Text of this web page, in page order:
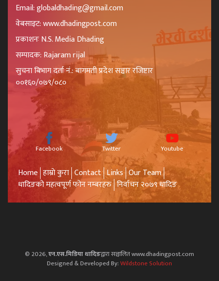
Email: globaldhading@gmail.com
वेबसाइट: www.dhadingpost.com
प्रकाशनः N.S. Media Dhading
सम्पादक: Rajaram rijal
सुचना बिभाग दर्ता नं.: बागमती प्रदेश सञ्चार रजिष्टार
००१६०/०७९/०८०
Facebook Twitter Youtube
Home हाम्रो कुरा Contact Links Our Team
धादिङको महत्वपूर्ण फोन नम्बरहरु निर्वाचन २०७९ धादिङ
© 2026,एन.एस.मिडिया धादिङद्वारा सञ्चालित www.dhadingpost.com
Designed & Developed By:Wildstone Solution